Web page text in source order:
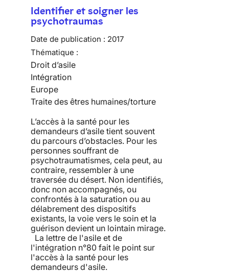
Identifier et soigner les
psychotraumas
Date de publication : 2017
Thématique :
Droit d’asile
Intégration
Europe
Traite des êtres humaines/torture
L’accès à la santé pour les
demandeurs d’asile tient souvent
du parcours d’obstacles. Pour les
personnes souffrant de
psychotraumatismes, cela peut, au
contraire, ressembler à une
traversée du désert. Non identifiés,
donc non accompagnés, ou
confrontés à la saturation ou au
délabrement des dispositifs
existants, la voie vers le soin et la
guérison devient un lointain mirage.
La lettre de l'asile et de
l'intégration n°80 fait le point sur
l'accès à la santé pour les
demandeurs d'asile.